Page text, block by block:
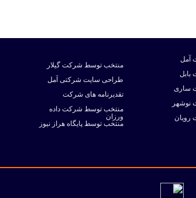
آمل
ساری
نوشهر
رویان
منتخب توسط شرکت گیلار
طراحی سایت شرکتی آمل
تقدیرنامه های شرکت
منتخب توسط شرکت داده
ورزان
منتخب توسط پایگاه هراز نیوز